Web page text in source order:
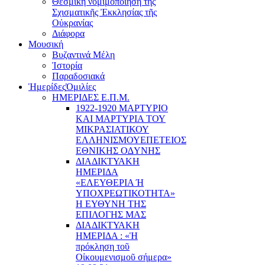
Σχισματικῆς Ἐκκλησίας τῆς
Οὐκρανίας
Διάφορα
Μουσική
Βυζαντινά Μέλη
Ἰστορία
Παραδοσιακά
ἩμερίδεςὉμιλίες
ΗΜΕΡΙΔΕΣ Ε.Π.Μ.
1922-1920 ΜΑΡΤΥΡΙΟ
ΚΑI ΜΑΡΤΥΡIΑ ΤΟΥ
ΜΙΚΡΑΣΙΑΤΙΚΟΥ
EΛΛΗΝΙΣΜΟΥEΠEΤΕΙΟΣ
EΘΝΙΚHΣ O∆YΝΗΣ
ΔΙΑΔΙΚΤΥΑΚΗ
ΗΜΕΡΙΔΑ
«EΛΕΥΘΕΡΙΑ Ή
YΠΟΧΡΕΩΤΙΚΟΤΗΤΑ»
Η ΕΥΘΥΝΗ ΤΗΣ
EΠΙΛΟΓΗΣ ΜΑΣ
ΔΙΑΔΙΚΤΥΑΚΗ
ΗΜΕΡΙΔΑ : «Ἡ
πρόκληση τοῦ
Οἰκουμενισμοῦ σήμερα»